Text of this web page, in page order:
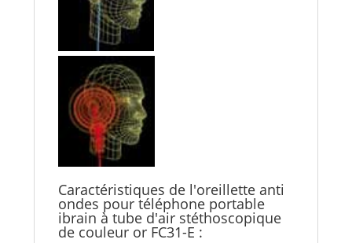
Caractéristiques de l'oreillette anti
ondes pour téléphone portable
ibrain à tube d'air stéthoscopique
de couleur or FC31-E :